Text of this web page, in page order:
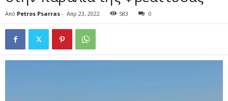
Από Petros Psarras - Απρ 23, 2022 583 0